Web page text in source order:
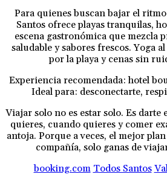
Para quienes buscan bajar el
Santos ofrece playas tranquilas,
escena gastronómica que mezcla
saludable y sabores frescos. Yoga
por la playa y cenas sin
Experiencia recomendada: hotel
Ideal para: desconectarte,
Viajar solo no es estar solo. Es darte
quieres, cuando quieres y comer
antoja. Porque a veces, el mejor
compañía, solo ganas de
booking.com Todos Santos